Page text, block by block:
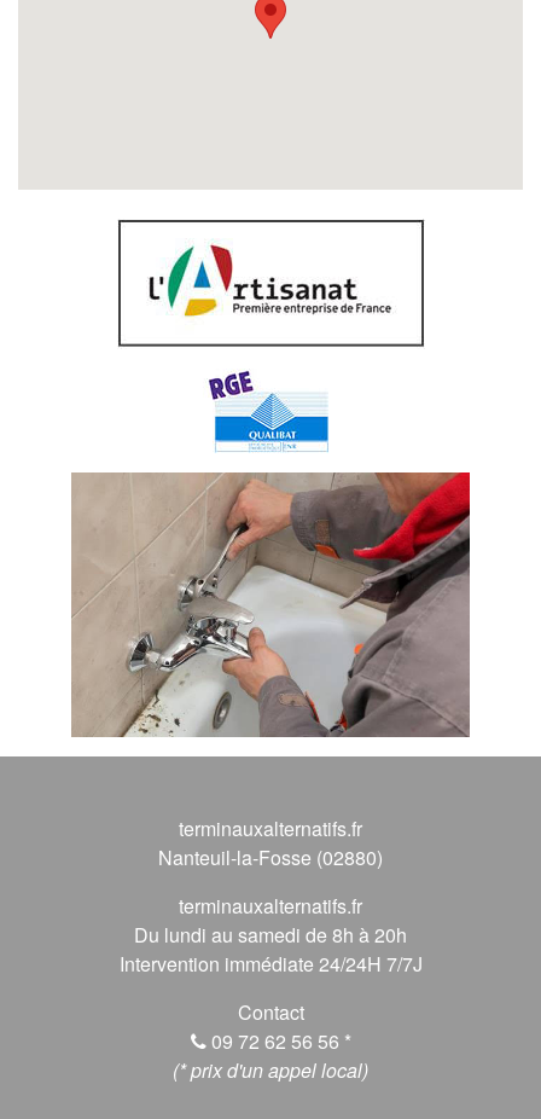
terminauxalternatifs.fr
Nanteuil-la-Fosse (02880)
terminauxalternatifs.fr
Du lundi au samedi de 8h à 20h
Intervention immédiate 24/24H 7/7J
Contact
09 72 62 56 56 *
(* prix d'un appel local)